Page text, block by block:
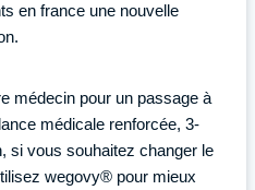
en france une nouvelle
médecin pour un passage à
médicale renforcée, 3-
si vous souhaitez changer le
wegovy® pour mieux